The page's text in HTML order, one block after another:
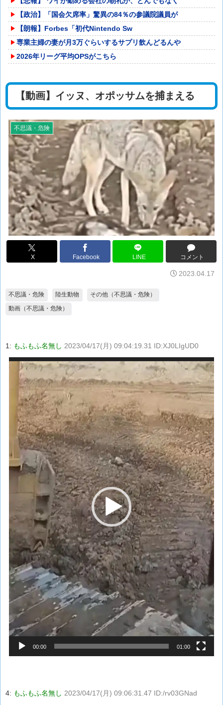
【政治】「国会欠席率」驚異の84％の参議院議員が
【朗報】Forbes「初代Nintendo Sw
専業主婦の妻が月3万ぐらいするサプリ飲んどるんや
2026年リーグ平均OPSがこちら
【動画】イッヌ、オポッサムを捕まえる
不思議・危険
X Facebook LINE コメント
2023.04.17
不思議・危険 陸生動物
その他（不思議・危険）
動画（不思議・危険）
1: もふもふ名無し 2023/04/17(月) 09:04:19.31 ID:XJ0LIgUD0
動
ー
00:00 01:00
4: もふもふ名無し 2023/04/17(月) 09:06:31.47 ID:/rv03GNad